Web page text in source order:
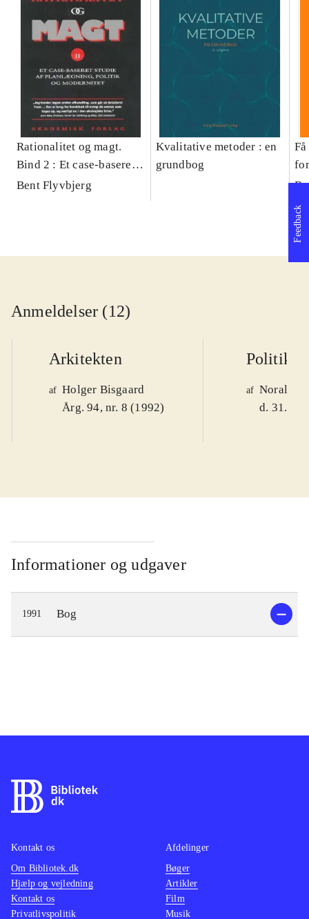
Rationalitet og magt.
Bind 2 : Et case-baseret
studie af planlægning,
Bent Flyvbjerg
Kvalitative metoder : en
grundbog
Anmeldelser (12)
Arkitekten
af Holger Bisgaard
Årg. 94, nr. 8 (1992)
Politiken
af Noralv
d. 31.
Informationer og udgaver
1991 Bog
Feedback
Kontakt os
Om Bibliotek.dk
Hjælp og vejledning
Kontakt os
Privatlivspolitik
Afdelinger
Bøger
Artikler
Film
Musik